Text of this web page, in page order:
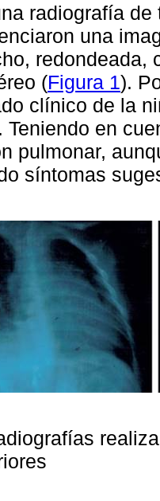
radiografía
una
redondeada,
(Figura 1).
clínico de la
Teniendo en
pulmonar,
síntomas